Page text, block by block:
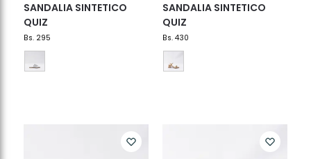
SANDALIA SINTETICO
QUIZ
Bs.295
SANDALIA SINTETICO
QUIZ
Bs.430